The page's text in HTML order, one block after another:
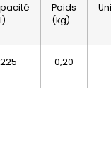
Poids
(kg)
225 0,20